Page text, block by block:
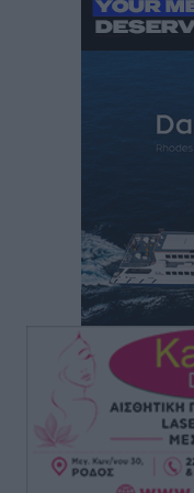
“Η Ευρώπη
τρόμου” – Η
Γιασιράνη στον
πριν
Συναυλία με τον
Έκτακτη
αύριο Παρασκευή
Τοπικές Ειδήσεις•
ΑΕΡΑ: Δεν
Μητρόπουλος
Αθλητικά πριν 6 ώρες